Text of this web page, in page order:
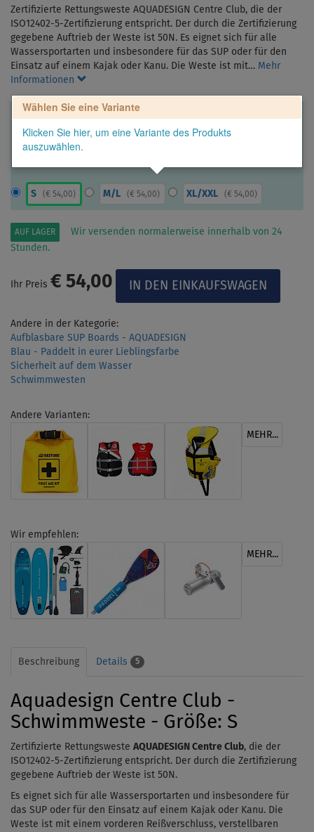
Zertifizierte Rettungsweste AQUADESIGN Centre Club, die der
ISO12402-5-Zertifizierung entspricht. Der durch die Zertifizierung
gegebene Auftrieb der Weste ist 50N. Es eignet sich für alle
Wassersportarten und insbesondere für das SUP oder für den
Einsatz auf einem Kajak oder Kanu. Die Weste ist mit… Mehr
Informationen
Wählen Sie eine Variante
Klicken Sie hier, um eine Variante des Produkts
auszuwählen.
S ( € 54,00) M/L (€ 54,00) XL/XXL ( € 54,00)
AUF LAGER
Wir versenden normalerweise innerhalb von 24
Stunden.
Ihr Preis € 54,00
Andere in der Kategorie:
Aufblasbare SUP Boards - AQUADESIGN
Blau - Paddelt in eurer Lieblingsfarbe
Sicherheit auf dem Wasser
Schwimmwesten
Andere Varianten:
MEHR...
Wir empfehlen:
MEHR...
Beschreibung Details 5
Aquadesign Centre Club -
Schwimmweste - Größe: S
Zertifizierte Rettungsweste AQUADESIGN Centre Club, die der
ISO12402-5-Zertifizierung entspricht. Der durch die Zertifizierung
gegebene Auftrieb der Weste ist 50N.
Es eignet sich für alle Wassersportarten und insbesondere für
das SUP oder für den Einsatz auf einem Kajak oder Kanu. Die
Weste ist mit einem vorderen Reißverschluss, verstellbaren